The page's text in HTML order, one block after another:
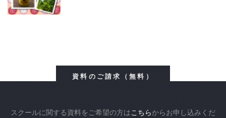
資料のご請求（無料）
スクールに関する資料をご希望の方はこちらからお申し込みくだ